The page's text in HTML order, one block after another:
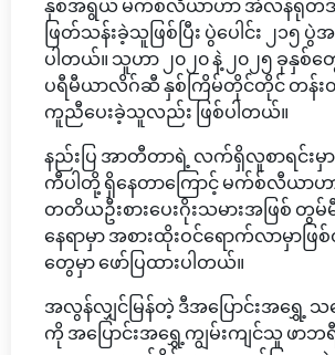
နှစ်အရွယ် မက်စ်လီယာဟာ အဲလန်ရုတ်ဒ်မှ
ဖြတ်သန်းခဲ့သူဖြစ်ပြီး ပွဲပေါင်း ၂၁၅
ပါတယ်။ သူဟာ ၂၀၂၀ နဲ့ ၂၀၂၅ ခုနှစ်
ပရီမီယာလိဂ်ဆီ နှစ်ကြိမ်တိုင်တိုင် တန်း
ကူညီပေးခဲ့သူလည်း ဖြစ်ပါတယ်။
နည်းပြ အာတီတာရဲ့ လက်ရှိလူစာရင်းမှာ
ကီပါတို့ ရှိနေတာကြောင့် မက်စ်လီယာဟ
တတိယဦးစားပေးဂိုးသမားအဖြစ် တွ
နေရာမှာ အစားထိုးဝင်ရောက်လာမှာ
တွေမှာ ဖော်ပြထားပါတယ်။
အလွန်လျှင်မြန်တဲ့ ဒီအပြောင်းအရွှေ့
ကို အပြောင်းအရွှေ့ကျွမ်းကျင်သူ ဖာ